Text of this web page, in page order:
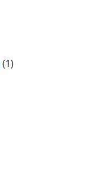
(1)